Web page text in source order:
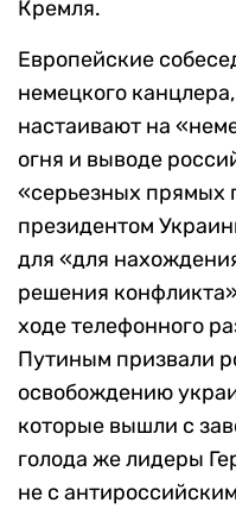
Кремля.
Европейские
немецкого
настаивают на
огня и выводе
«серьезных прямых
президентом
для «для
решения
ходе телефонного
Путиным призвали
освобождению
которые вышли с
голода же лидеры
не с